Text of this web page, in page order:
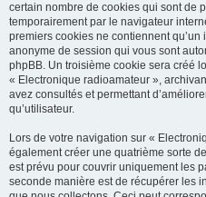
certain nombre de cookies qui sont de
temporairement par le navigateur
premiers cookies ne contiennent
anonyme de session qui vous sont
phpBB. Un troisième cookie sera créé
« Electronique radioamateur »,
avez consultés et permettant
qu’utilisateur.
Lors de votre navigation sur «
également créer une quatrième sorte
est prévu pour couvrir uniquement les
seconde manière est de récupérer les